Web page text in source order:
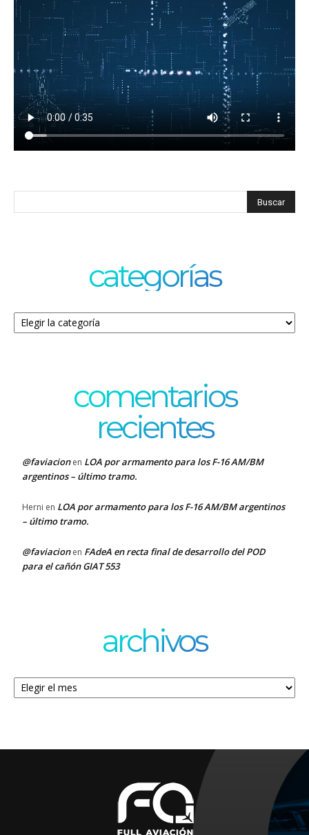
categorías
Categorías
comentarios
recientes
@faviacionen LOA por armamento para los F-16 AM/BM
argentinos – último tramo.
Herni en LOA por armamento para los F-16 AM/BM argentinos
– último tramo.
@faviacionen FAdeA en recta final de desarrollo del POD
para el cañón GIAT 553
archivos
Archivos